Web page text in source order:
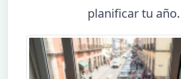
planificar tu año.